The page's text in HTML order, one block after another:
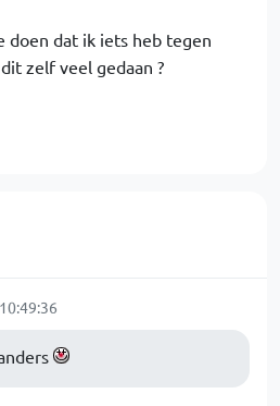
doen dat ik iets heb tegen
zelf veel gedaan ?